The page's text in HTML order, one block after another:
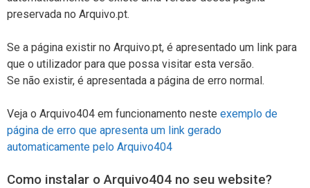
preservada no Arquivo.pt.
Se a página existir no Arquivo.pt, é apresentado um link para
que o utilizador para que possa visitar esta versão.
Se não existir, é apresentada a página de erro normal.
Veja o Arquivo404 em funcionamento neste exemplo de
página de erro que apresenta um link gerado
automaticamente pelo Arquivo404
Como instalar o Arquivo404 no seu website?